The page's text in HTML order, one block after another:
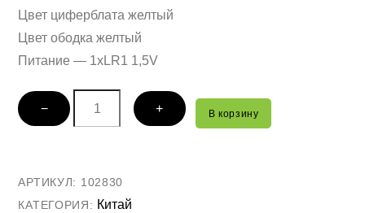
Цвет циферблата желтый
Цвет ободка желтый
Питание — 1xLR1 1,5V
−
Количество
механизм
+ В корзину
АРТИКУЛ: 102830
КАТЕГОРИЯ: Китай